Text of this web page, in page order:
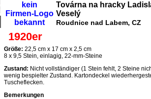
kein
Firmen-Logo
bekannt
Továrna na hracky
Veselý
Roudnice nad Labem, CZ
1920er
Größe: 22,5 cm x 17 cm x 2,5 cm
8 x 9,5 Stein, einlagig, 22-mm-Steine
Zustand: Nicht vollständiger (1 Stein fehlt, 2 Steine
wenig bespielter Zustand. Kartondeckel
Tuscheflecken.
Bemerkungen